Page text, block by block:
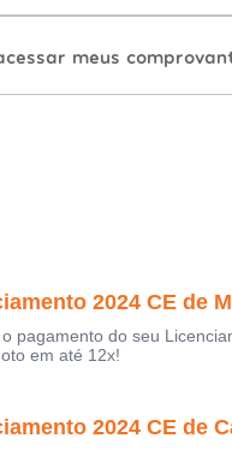
meus
2024 CE de
pagamento do seu
em até 12x!
2024 CE de